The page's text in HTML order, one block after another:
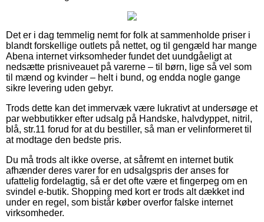
Det er i dag temmelig nemt for folk at sammenholde priser i
blandt forskellige outlets på nettet, og til gengæld har mange
Abena internet virksomheder fundet det uundgåeligt at
nedsætte prisniveauet på varerne – til børn, lige så vel som
til mænd og kvinder – helt i bund, og endda nogle gange
sikre levering uden gebyr.
Trods dette kan det immervæk være lukrativt at undersøge et
par webbutikker efter udsalg på Handske, halvdyppet, nitril,
blå, str.11 forud for at du bestiller, så man er velinformeret til
at modtage den bedste pris.
Du må trods alt ikke overse, at såfremt en internet butik
afhænder deres varer for en udsalgspris der anses for
ufattelig fordelagtig, så er det ofte være et fingerpeg om en
svindel e-butik. Shopping med kort er trods alt dækket ind
under en regel, som bistår køber overfor falske internet
virksomheder.